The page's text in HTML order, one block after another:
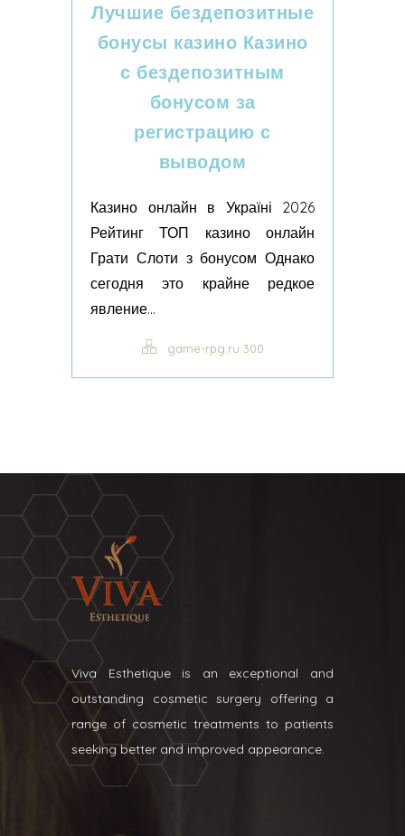
Лучшие бездепозитные
бонусы казино Казино
с бездепозитным
бонусом за
регистрацию с
выводом
Казино онлайн в Україні 2026
Рейтинг ТОП казино онлайн
Грати Слоти з бонусом Однако
сегодня это крайне редкое
явление...
game-rpg.ru 300
Viva Esthetique is an exceptional and
outstanding cosmetic surgery offering a
range of cosmetic treatments to patients
seeking better and improved appearance.